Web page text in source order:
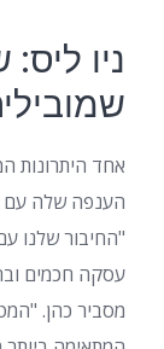
ניו
אחד היתרונות
הענפה שלה עם
"החיבור שלנו
עסקה חכמים
מסביר כהן.